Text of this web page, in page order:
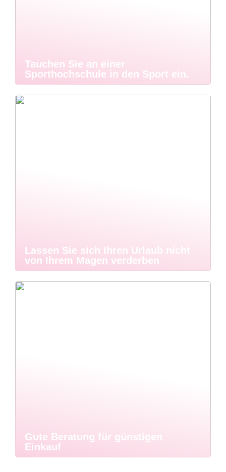
Tauchen Sie an einer
Sporthochschule in den Sport ein.
Lassen Sie sich Ihren Urlaub nicht
von Ihrem Magen verderben
Gute Beratung für günstigen
Einkauf